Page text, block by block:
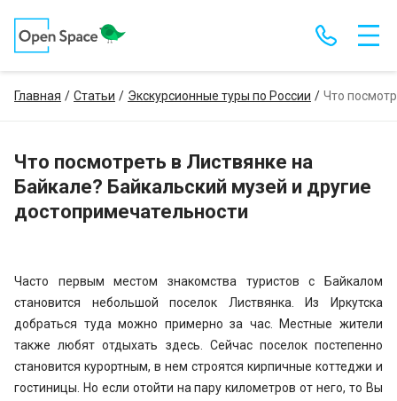
Главная Статьи Экскурсионные туры по России Что
Что посмотреть в Листвянке на
Байкале? Байкальский музей и другие
достопримечательности
Часто первым местом знакомства туристов с Байкалом
становится небольшой поселок Листвянка. Из Иркутска
добраться туда можно примерно за час. Местные жители
также любят отдыхать здесь. Сейчас поселок постепенно
становится курортным, в нем строятся кирпичные коттеджи и
гостиницы. Но если отойти на пару километров от него, то Вы